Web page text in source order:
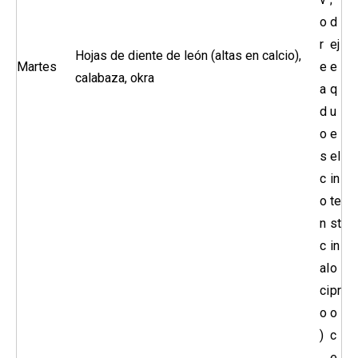
Martes
Hojas de diente de león (altas en calcio),
calabaza, okra
o
r
e
a
d
o
s
c
o
n
c
al
ci
o
)
d
ej
e
q
u
e
el
in
te
st
in
o
pr
o
c